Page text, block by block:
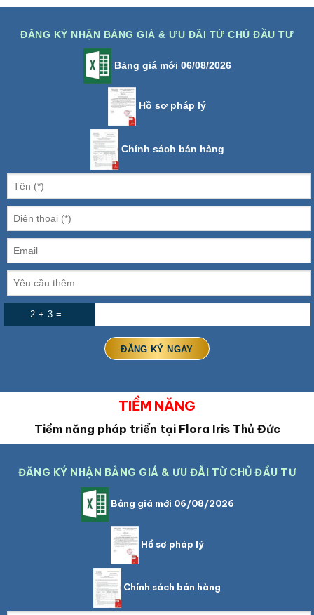
ĐĂNG KÝ NHẬN BẢNG GIÁ & ƯU ĐÃI TỪ CHỦ ĐẦU TƯ
Bảng giá mới 06/08/2026
Hồ sơ pháp lý
Chính sách bán hàng
2 + 3 =
TIỀM NĂNG
Tiềm năng pháp triển tại Flora Iris Thủ Đức
ĐĂNG KÝ NHẬN BẢNG GIÁ & ƯU ĐÃI TỪ CHỦ ĐẦU TƯ
Bảng giá mới 06/08/2026
Hồ sơ pháp lý
Chính sách bán hàng